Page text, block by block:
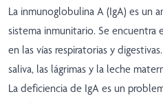
La inmunoglobulina A (IgA) es un
sistema inmunitario. Se encuentra
en las vías respiratorias y
saliva, las lágrimas y la leche
La deficiencia de IgA es un